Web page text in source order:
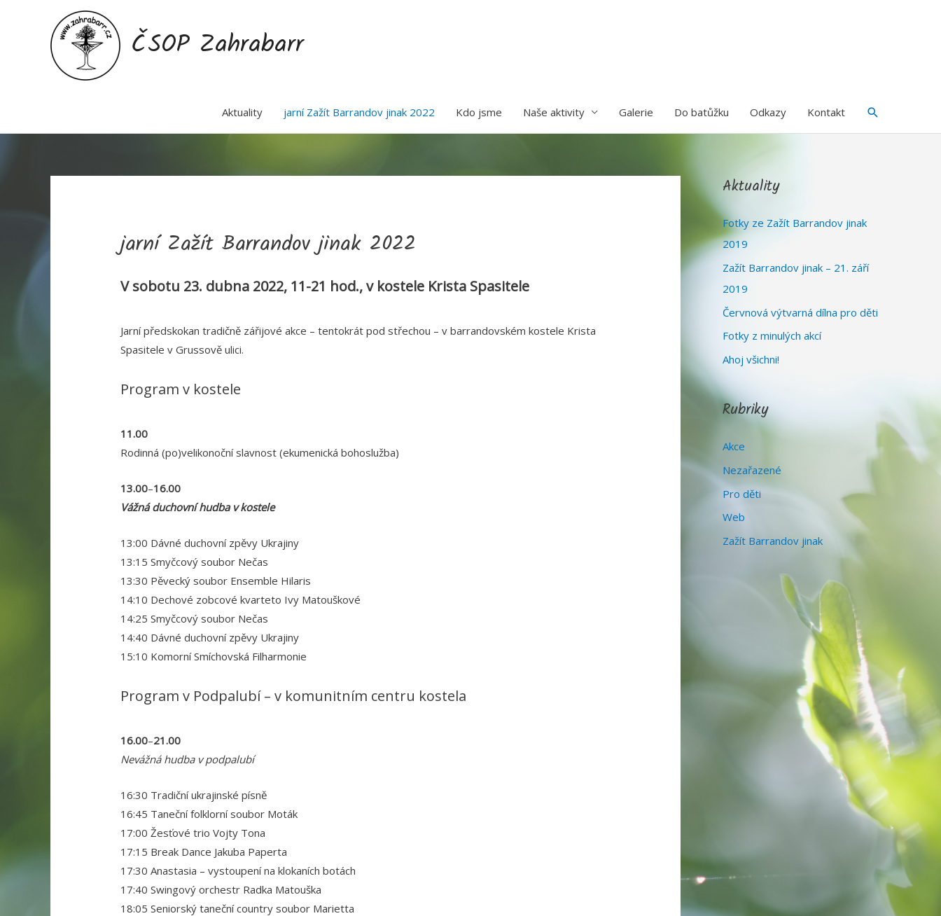
ČSOP Zahrabarr
Aktuality jarní Zažít Barrandov jinak 2022 Kdo jsme Naše aktivity Galerie Do batůžku Odkazy Kontakt Hledat
jarní Zažít Barrandov jinak 2022
V sobotu 23. dubna 2022, 11-21 hod., v kostele Krista Spasitele
Jarní předskokan tradičně zářijové akce – tentokrát pod střechou – v barrandovském kostele Krista
Spasitele v Grussově ulici.
Program v kostele
11.00
Rodinná (po)velikonoční slavnost (ekumenická bohoslužba)
13.00–16.00
Vážná duchovní hudba v kostele
13:00 Dávné duchovní zpěvy Ukrajiny
13:15 Smyčcový soubor Nečas
13:30 Pěvecký soubor Ensemble Hilaris
14:10 Dechové zobcové kvarteto Ivy Matouškové
14:25 Smyčcový soubor Nečas
14:40 Dávné duchovní zpěvy Ukrajiny
15:10 Komorní Smíchovská Filharmonie
Program v Podpalubí – v komunitním centru kostela
16.00–21.00
Nevážná hudba v podpalubí
16:30 Tradiční ukrajinské písně
16:45 Taneční folklorní soubor Moták
17:00 Žesťové trio Vojty Tona
17:15 Break Dance Jakuba Paperta
17:30 Anastasia – vystoupení na klokaních botách
17:40 Swingový orchestr Radka Matouška
18:05 Seniorský taneční country soubor Marietta
Aktuality
Fotky ze Zažít Barrandov jinak
2019
Zažít Barrandov jinak – 21. září
2019
Červnová výtvarná dílna pro děti
Fotky z minulých akcí
Ahoj všichni!
Rubriky
Akce
Nezařazené
Pro děti
Web
Zažít Barrandov jinak